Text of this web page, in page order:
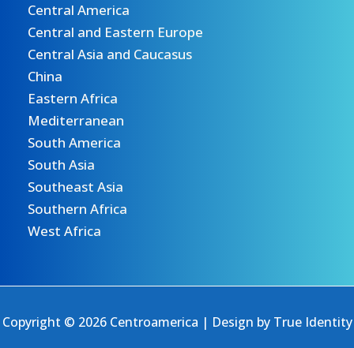
Central America
Central and Eastern Europe
Central Asia and Caucasus
China
Eastern Africa
Mediterranean
South America
South Asia
Southeast Asia
Southern Africa
West Africa
Copyright © 2026 Centroamerica | Design by True Identity